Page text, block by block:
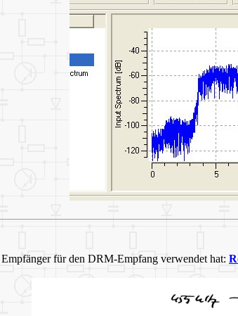
für den DRM-Empfang verwendet hat: